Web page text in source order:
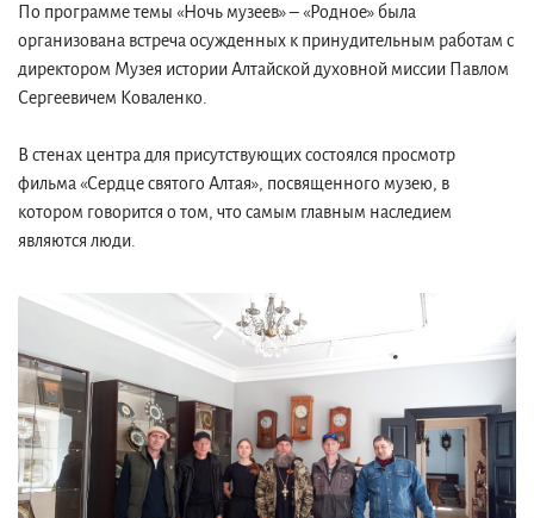
По программе темы «Ночь музеев» – «Родное» была
организована встреча осужденных к принудительным работам с
директором Музея истории Алтайской духовной миссии Павлом
Сергеевичем Коваленко.
В стенах центра для присутствующих состоялся просмотр
фильма «Сердце святого Алтая», посвященного музею, в
котором говорится о том, что самым главным наследием
являются люди.